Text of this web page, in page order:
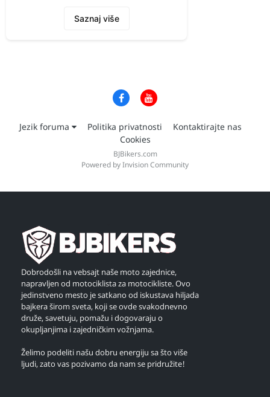
Saznaj više
Jezik foruma Politika privatnosti
Kontaktirajte nas
Cookies
BJBikers.com
Powered by Invision Community
Dobrodošli na vebsajt naše moto zajednice,
napravljen od motociklista za motocikliste. Ovo
jedinstveno mesto je satkano od iskustava hiljada
bajkera širom sveta, koji se ovde svakodnevno
druže, savetuju, pomažu i dogovaraju o
okupljanjima i zajedničkim vožnjama.
Želimo podeliti našu dobru energiju sa što više
ljudi, zato vas pozivamo da nam se pridružite!